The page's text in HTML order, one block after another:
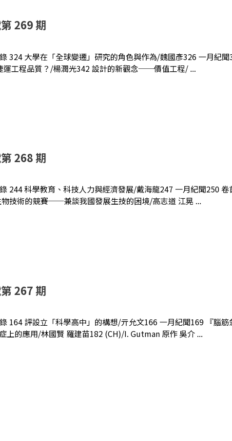
269 期
324 大學在「全球變遷」研究的角色與作為/魏國彥326 一月紀
運工程品質？/楊潤光342 設計的新觀念──價值工程/ ...
268 期
244 科學教育、科技人力與經濟發展/戴海龍247 一月紀聞250
技術的競賽──兼談我國發展生技的困境/高志道 江晃 ...
267 期
164 評設立「科學高中」的構想/亓允文166 一月紀聞169 『腦
的應用/林國賢 羅建苗182 (CH)/I. Gutman 原作 吳介 ...